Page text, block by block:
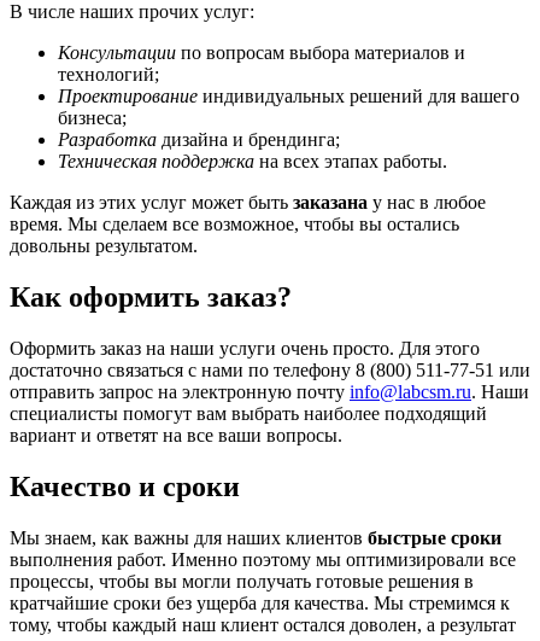
В числе наших прочих услуг:
Консультации по вопросам выбора материалов и
технологий;
Проектирование индивидуальных решений для вашего
бизнеса;
Разработка дизайна и брендинга;
Техническая поддержка на всех этапах работы.
Каждая из этих услуг может быть заказана у нас в любое
время. Мы сделаем все возможное, чтобы вы остались
довольны результатом.
Как оформить заказ?
Оформить заказ на наши услуги очень просто. Для этого
достаточно связаться с нами по телефону 8 (800) 511-77-51 или
отправить запрос на электронную почту info@labcsm.ru. Наши
специалисты помогут вам выбрать наиболее подходящий
вариант и ответят на все ваши вопросы.
Качество и сроки
Мы знаем, как важны для наших клиентов быстрые сроки
выполнения работ. Именно поэтому мы оптимизировали все
процессы, чтобы вы могли получать готовые решения в
кратчайшие сроки без ущерба для качества. Мы стремимся к
тому, чтобы каждый наш клиент остался доволен, а результат